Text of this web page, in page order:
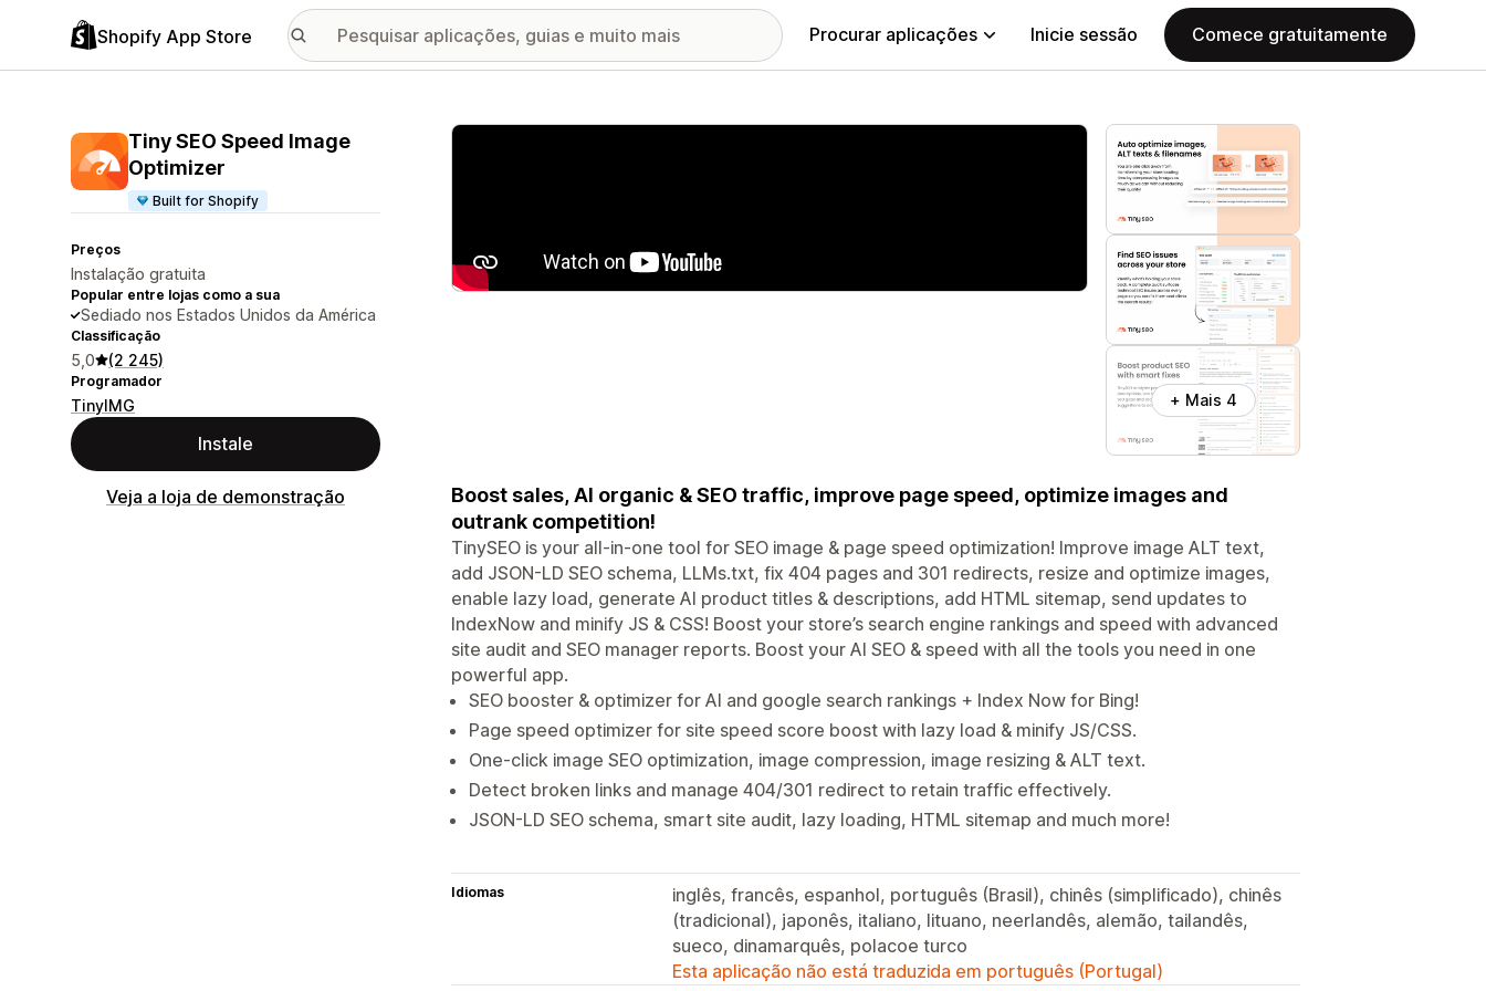
Shopify App Store Procurar aplicações Inicie sessão Comece gratuitamente
Tiny SEO Speed Image
Optimizer
Built for Shopify
Preços
Instalação gratuita
Popular entre lojas como a sua
Sediado nos Estados Unidos da América
Classificação
5,0 (2 245)
Programador
TinyIMG
Instale
Veja a loja de demonstração
Galeria de imagens em destaque
+ Mais 4
Boost sales, AI organic & SEO traffic, improve page speed, optimize images and
outrank competition!
TinySEO is your all-in-one tool for SEO image & page speed optimization! Improve image ALT text,
add JSON-LD SEO schema, LLMs.txt, fix 404 pages and 301 redirects, resize and optimize images,
enable lazy load, generate AI product titles & descriptions, add HTML sitemap, send updates to
IndexNow and minify JS & CSS! Boost your store’s search engine rankings and speed with advanced
site audit and SEO manager reports. Boost your AI SEO & speed with all the tools you need in one
powerful app.
SEO booster & optimizer for AI and google search rankings + Index Now for Bing!
Page speed optimizer for site speed score boost with lazy load & minify JS/CSS.
One-click image SEO optimization, image compression, image resizing & ALT text.
Detect broken links and manage 404/301 redirect to retain traffic effectively.
JSON-LD SEO schema, smart site audit, lazy loading, HTML sitemap and much more!
Idiomas
inglês, francês, espanhol, português (Brasil), chinês (simplificado), chinês
(tradicional), japonês, italiano, lituano, neerlandês, alemão, tailandês,
sueco, dinamarquês, polacoe turco
Esta aplicação não está traduzida em português (Portugal)